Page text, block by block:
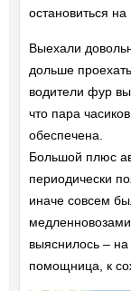
остановиться
Выехали
дольше
водители фур
что пара
обеспечена.
Большой плюс
периодически
иначе совсем
выяснилось –
помощница, к